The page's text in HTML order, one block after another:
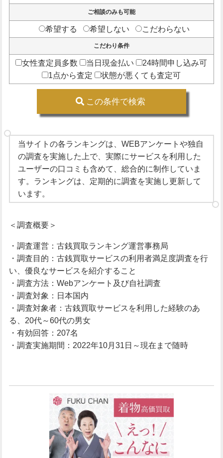
ご相談のみも可能
希望する 希望しない こだわらない
こだわり条件
女性査定員多数 当日現金払い
24時間申し込み可
1点から査定
状態が悪くても査定可
この条件で検索
当サイトの各ランキングは、WEBアンケートや独自
の調査を実施した上で、実際にサービスを利用した
ユーザーの口コミも含めて、総合的に制作していま
す。ランキングは、定期的に調査を実施し更新して
います。
＜調査概要＞
・調査運営：古銭買取ランキング運営事務局
・調査目的：古銭買取サービスの利用者満足度調査を行
い、優良なサービスを紹介すること
・調査方法：Webアンケート及び自社調査
・調査対象：日本国内
・調査対象者：古銭買取サービスを利用した経験のあ
る、20代～60代の男女
・有効回答：207名
・調査実施期間：2022年10月31日～現在まで随時